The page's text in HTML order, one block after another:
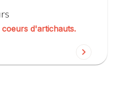
d'artichauts.
chevron_right